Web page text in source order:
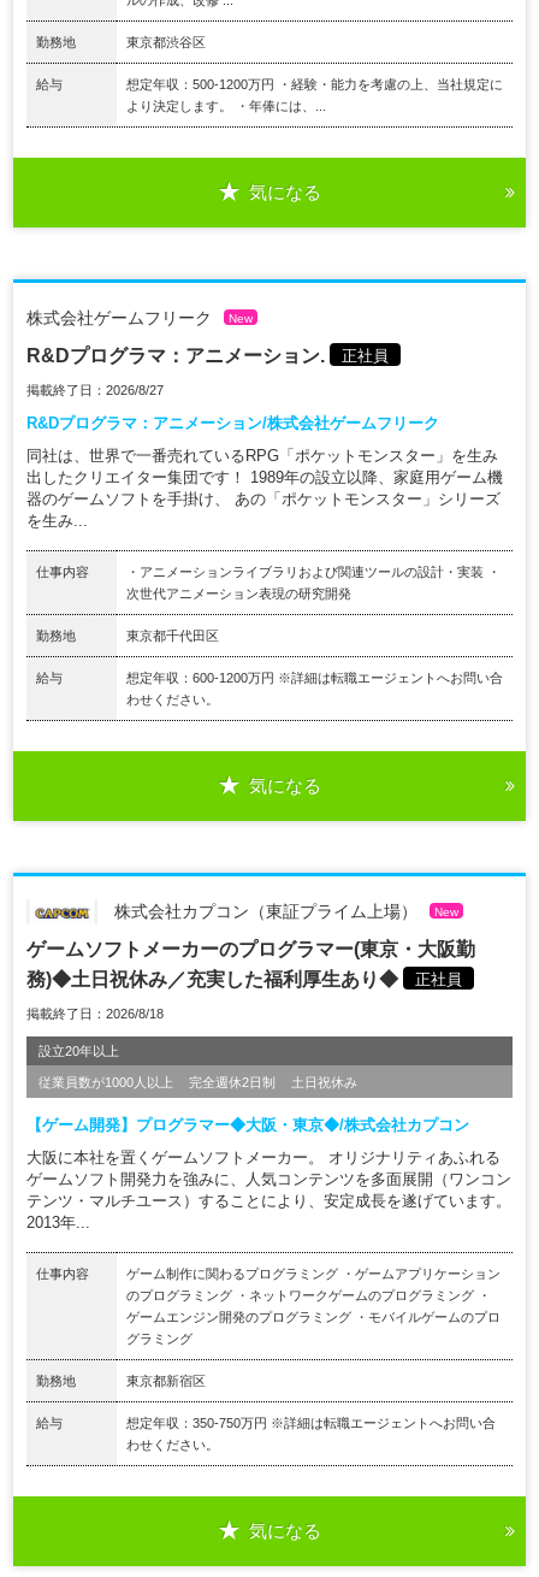
勤務地 東京都渋谷区
給与
想定年収：500-1200万円 ・経験・能力を考慮の上、当社規定に
より決定します。 ・年俸には、...
気になる
株式会社ゲームフリーク New
R&Dプログラマ：アニメーション. 正社員
掲載終了日：2026/8/27
R&Dプログラマ：アニメーション/株式会社ゲームフリーク
同社は、世界で一番売れているRPG「ポケットモンスター」を生み
出したクリエイター集団です！ 1989年の設立以降、家庭用ゲーム機
器のゲームソフトを手掛け、 あの「ポケットモンスター」シリーズ
を生み...
仕事内容
・アニメーションライブラリおよび関連ツールの設計・実装 ・
次世代アニメーション表現の研究開発
勤務地 東京都千代田区
給与
想定年収：600-1200万円 ※詳細は転職エージェントへお問い合
わせください。
気になる
株式会社カプコン（東証プライム上場） New
ゲームソフトメーカーのプログラマー(東京・大阪勤
務)◆土日祝休み／充実した福利厚生あり◆
正社員
掲載終了日：2026/8/18
設立20年以上
従業員数が1000人以上 完全週休2日制 土日祝休み
【ゲーム開発】プログラマー◆大阪・東京◆/株式会社カプコン
大阪に本社を置くゲームソフトメーカー。 オリジナリティあふれる
ゲームソフト開発力を強みに、人気コンテンツを多面展開（ワンコン
テンツ・マルチユース）することにより、安定成長を遂げています。
2013年...
仕事内容
ゲーム制作に関わるプログラミング ・ゲームアプリケーション
のプログラミング ・ネットワークゲームのプログラミング ・
ゲームエンジン開発のプログラミング ・モバイルゲームのプロ
グラミング
勤務地 東京都新宿区
給与
想定年収：350-750万円 ※詳細は転職エージェントへお問い合
わせください。
気になる